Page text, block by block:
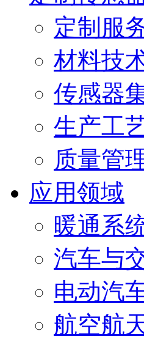
定制服
材料技
传感器
生产工
质量管
应用领域
暖通系
汽车与
电动汽
航空航